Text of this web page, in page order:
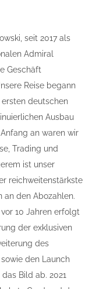
seit 2017 als
Admiral
Geschäft
Reise begann
ersten deutschen
Ausbau
an waren wir
Trading und
ist unser
reichweitenstärkste
an den Abozahlen.
10 Jahren erfolgt
der exklusiven
des
den Launch
Bild ab. 2021